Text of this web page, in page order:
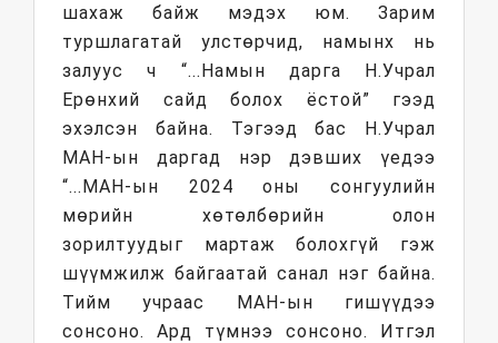
шахаж байж мэдэх юм. Зарим
туршлагатай улстөрчид, намынх нь
залуус ч “...Намын дарга Н.Учрал
Ерөнхий сайд болох ёстой” гээд
эхэлсэн байна. Тэгээд бас Н.Учрал
МАН-ын даргад нэр дэвших үедээ
“...МАН-ын 2024 оны сонгуулийн
мөрийн хөтөлбөрийн олон
зорилтуудыг мартаж болохгүй гэж
шүүмжилж байгаатай санал нэг байна.
Тийм учраас МАН-ын гишүүдээ
сонсоно. Ард түмнээ сонсоно. Итгэл